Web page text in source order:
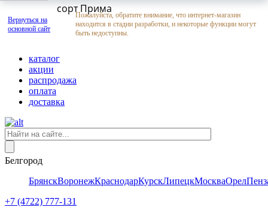
Вернуться на
основной сайт
Пожалуйста, обратите внимание, что интернет-магазин
находится в стадии разработки, и некоторые функции могут
быть недоступны.
каталог
акции
распродажа
оплата
доставка
Белгород
БрянскВоронежКраснодарКурскЛипецкМоскваОрел
+7 (4722) 777-131
сорт Прима